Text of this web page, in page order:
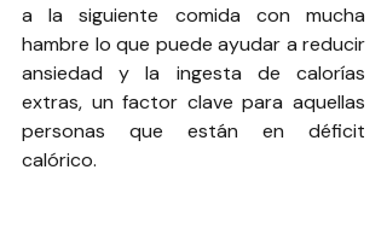
a la siguiente comida con mucha
hambre lo que puede ayudar a reducir
ansiedad y la ingesta de calorías
extras, un factor clave para aquellas
personas que están en déficit
calórico.